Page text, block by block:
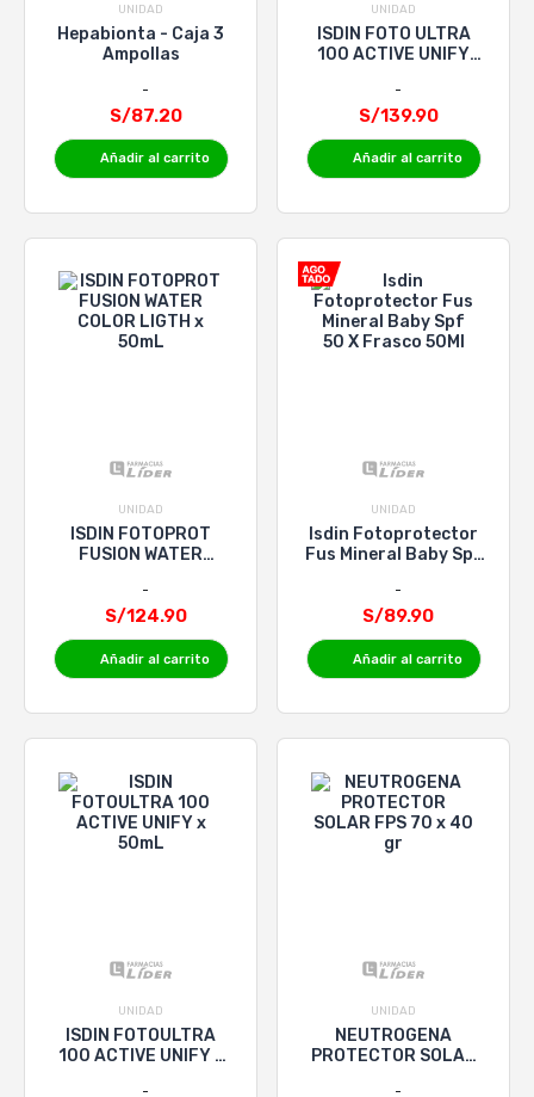
UNIDAD
Hepabionta - Caja 3
Ampollas
S/87.20
Añadir al carrito
UNIDAD
ISDIN FOTO ULTRA
100 ACTIVE UNIFY
mL
S/139.90
Añadir al carrito
UNIDAD
ISDIN FOTOPROT
FUSION WATER
S/124.90
Añadir al carrito
UNIDAD
Isdin Fotoprotector
Fus Mineral Baby Spf
S/89.90
Añadir al carrito
UNIDAD
ISDIN FOTOULTRA
100 ACTIVE UNIFY x
UNIDAD
NEUTROGENA
PROTECTOR SOLAR